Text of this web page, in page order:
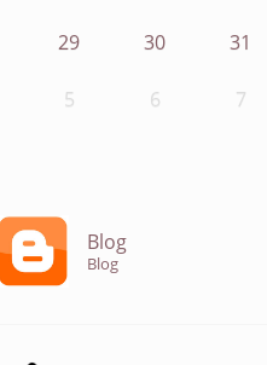
29 30 31
5 6 7
Blog
Blog